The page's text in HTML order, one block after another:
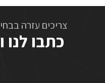
צריכים עזרה
כתבו לנו